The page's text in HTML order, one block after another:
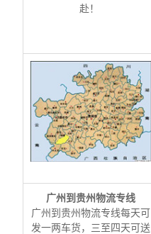
赴！
广州到贵州物流专线
广州到贵州物流专线每天可
发一两车货，三至四天可送